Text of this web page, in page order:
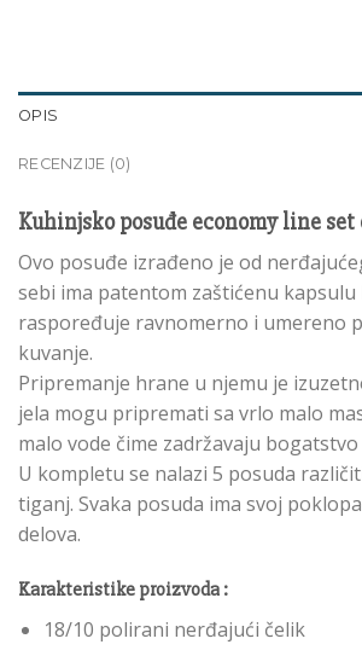
OPIS
RECENZIJE (0)
Kuhinjsko posuđe economy line set
Ovo posuđe izrađeno je od
sebi ima patentom zaštićenu
raspoređuje ravnomerno i umereno
kuvanje.
Pripremanje hrane u njemu je
jela mogu pripremati sa vrlo malo
malo vode čime zadržavaju
U kompletu se nalazi 5 posuda
tiganj. Svaka posuda ima svoj
delova.
Karakteristike proizvoda :
18/10 polirani nerđajući čelik